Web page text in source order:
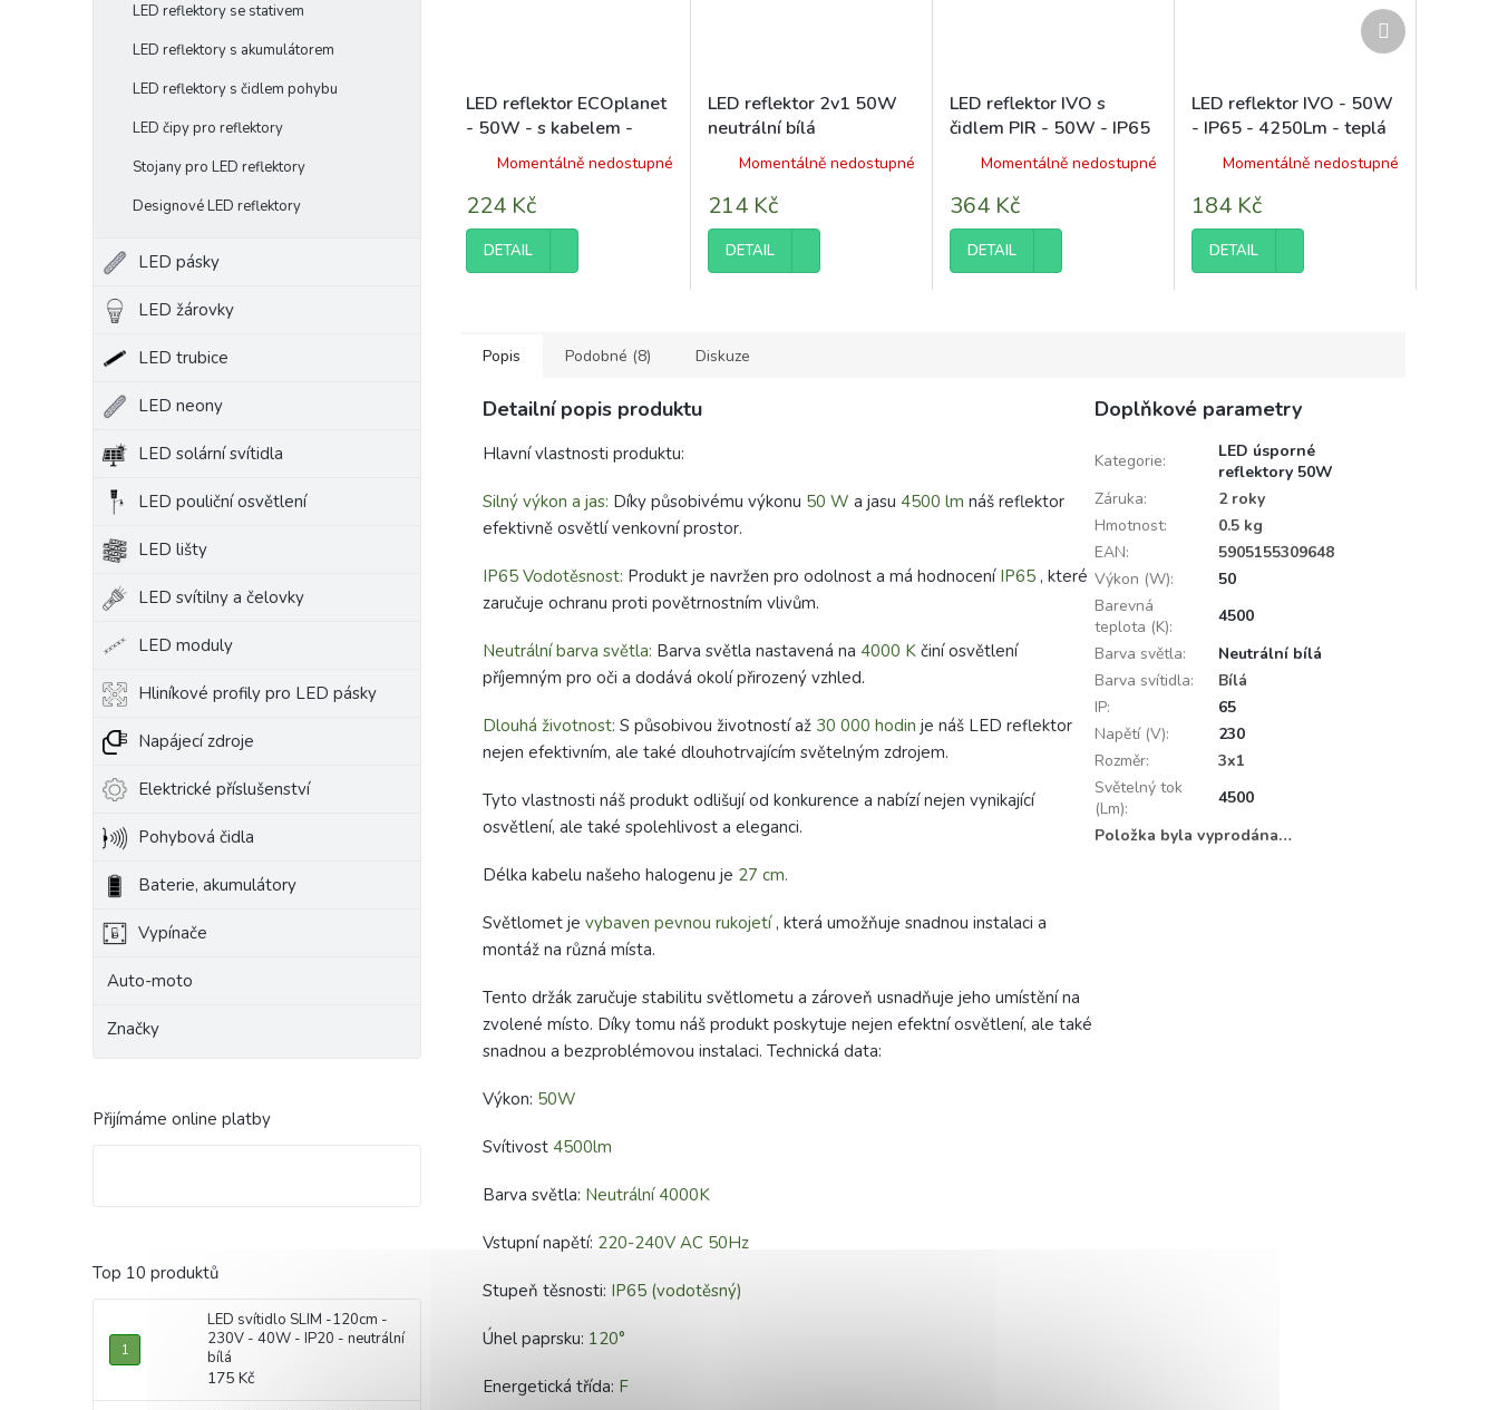
LED reflektory se stativem
LED reflektory s akumulátorem
LED reflektory s čidlem pohybu
LED čipy pro reflektory
Stojany pro LED reflektory
Designové LED reflektory
LED pásky
LED žárovky
LED trubice
LED neony
LED solární svítidla
LED pouliční osvětlení
LED lišty
LED svítilny a čelovky
LED moduly
Hliníkové profily pro LED pásky
Napájecí zdroje
Elektrické příslušenství
Pohybová čidla
Baterie, akumulátory
Vypínače
Auto-moto
Značky
Přijímáme online platby
Top 10 produktů
LED svítidlo SLIM -120cm -
230V - 40W - IP20 - neutrální
bílá
175 Kč
LED reflektor ECOplanet
- 50W - s kabelem -
studená bílá
Momentálně nedostupné
224 Kč
DETAIL
LED reflektor 2v1 50W
neutrální bílá
Momentálně nedostupné
214 Kč
DETAIL
LED reflektor IVO s
čidlem PIR - 50W - IP65
- 4250Lm - teplá bílá -
Momentálně nedostupné
364 Kč
DETAIL
LED reflektor IVO - 50W
- IP65 - 4250Lm - teplá
bílá - 3000K
Momentálně nedostupné
184 Kč
DETAIL
Další
produkt
Popis Podobné (8) Diskuze
Detailní popis produktu
Hlavní vlastnosti produktu:
Silný výkon a jas: Díky působivému výkonu 50 W a jasu 4500 lm náš reflektor
efektivně osvětlí venkovní prostor.
IP65 Vodotěsnost: Produkt je navržen pro odolnost a má hodnocení IP65 , které
zaručuje ochranu proti povětrnostním vlivům.
Neutrální barva světla: Barva světla nastavená na 4000 K činí osvětlení
příjemným pro oči a dodává okolí přirozený vzhled.
Dlouhá životnost: S působivou životností až 30 000 hodin je náš LED reflektor
nejen efektivním, ale také dlouhotrvajícím světelným zdrojem.
Tyto vlastnosti náš produkt odlišují od konkurence a nabízí nejen vynikající
osvětlení, ale také spolehlivost a eleganci.
Délka kabelu našeho halogenu je 27 cm.
Světlomet je vybaven pevnou rukojetí, která umožňuje snadnou instalaci a
montáž na různá místa.
Tento držák zaručuje stabilitu světlometu a zároveň usnadňuje jeho umístění na
zvolené místo. Díky tomu náš produkt poskytuje nejen efektní osvětlení, ale také
snadnou a bezproblémovou instalaci. Technická data:
Výkon: 50W
Svítivost 4500lm
Barva světla: Neutrální 4000K
Vstupní napětí: 220-240V AC 50Hz
Stupeň těsnosti: IP65 (vodotěsný)
Úhel paprsku: 120°
Energetická třída: F
Doplňkové parametry
Kategorie:
LED úsporné
reflektory 50W
Záruka:
2 roky
Hmotnost:
0.5 kg
EAN:
5905155309648
Výkon (W):
50
Barevná
teplota (K):
4500
Barva světla:
Neutrální bílá
Barva svítidla:
Bílá
IP:
65
Napětí (V):
230
Rozměr:
3x1
Světelný tok
(Lm):
4500
Položka byla vyprodána…